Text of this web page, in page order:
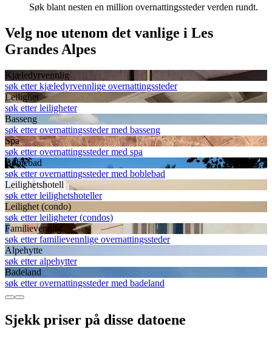
Søk blant nesten en million overnattingssteder verden rundt.
Velg noe utenom det vanlige i Les
Grandes Alpes
Kjæledyrvennlig
søk etter kjæledyrvennlige overnattingssteder
Leilighet
søk etter leiligheter
Basseng
søk etter overnattingssteder med basseng
Spa
søk etter overnattingssteder med spa
Boblebad
søk etter overnattingssteder med boblebad
Leilighetshotell
søk etter leilighetshoteller
Leilighet (condo)
søk etter leiligheter (condos)
Familievennlig
søk etter familievennlige overnattingssteder
Alpehytte
søk etter alpehytter
Badeland
søk etter overnattingssteder med badeland
Sjekk priser på disse datoene